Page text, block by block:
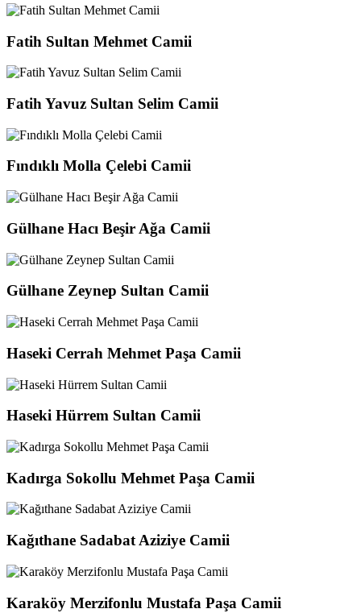
Fatih Sultan Mehmet Camii
Fatih Yavuz Sultan Selim Camii
Fındıklı Molla Çelebi Camii
Gülhane Hacı Beşir Ağa Camii
Gülhane Zeynep Sultan Camii
Haseki Cerrah Mehmet Paşa Camii
Haseki Hürrem Sultan Camii
Kadırga Sokollu Mehmet Paşa Camii
Kağıthane Sadabat Aziziye Camii
Karaköy Merzifonlu Mustafa Paşa Camii